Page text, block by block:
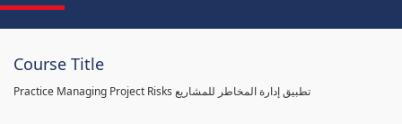
Course Title
Practice Managing Project Risks تطبيق إدارة المخاطر للمشاريع